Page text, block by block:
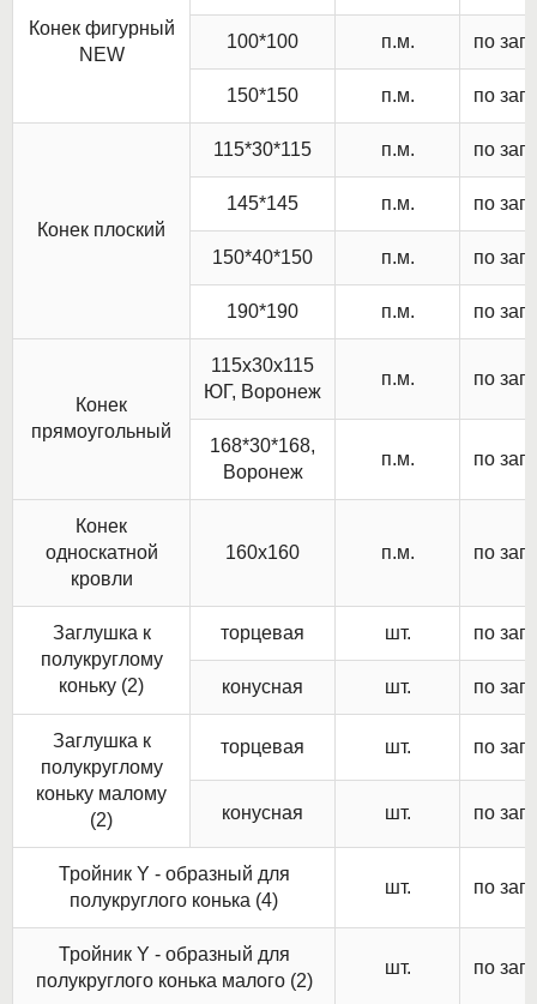
Конек фигурный
NEW
100*100 п.м. по
150*150 п.м. по
Конек плоский
115*30*115 п.м. по
145*145 п.м. по
150*40*150 п.м. по
190*190 п.м. по
Конек
прямоугольный
115х30х115
ЮГ, Воронеж
п.м. по
168*30*168,
Воронеж
п.м. по
Конек
односкатной
кровли
160х160 п.м. по
Заглушка к
полукруглому
коньку (2)
торцевая шт. по
конусная шт. по
Заглушка к
полукруглому
коньку малому
(2)
торцевая шт. по
конусная шт. по
Тройник Y - образный для
полукруглого конька (4)
шт. по
Тройник Y - образный для
полукруглого конька малого (2)
шт. по